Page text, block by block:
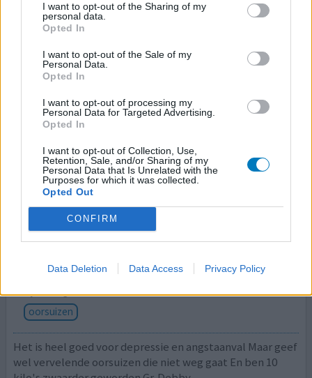
I want to opt-out of the Sharing of my
personal data.
Opted In
I want to opt-out of the Sale of my
Personal Data.
Opted In
I want to opt-out of processing my
Personal Data for Targeted Advertising.
Opted In
I want to opt-out of Collection, Use,
Retention, Sale, and/or Sharing of my
Personal Data that Is Unrelated with the
Purposes for which it was collected.
Opted Out
CONFIRM
Data Deletion Data Access Privacy Policy
wazig in het hoofd
Na 1 jaar van 10 mg naar 20 mg paroxetine sinds 6 februari,
dus verhoogd. Nu sinds 6 februari twee maanden 20 mg.
nog wel veel onrust,hoofdpijn ,moe, soort van
geef mening
Paroxetine
26-02-2025 | Vrouw | 60
paroxetine (10mg)
Depressie
Hoeveelheid bijwerkingen
oorsuizen
Het is heel goed voor depressie en angstaanval Maar geef
wel vervelende oorsuizen die niet weg gaat En ben 10